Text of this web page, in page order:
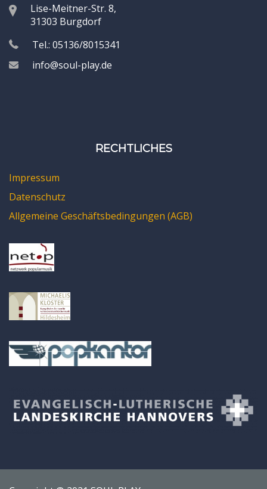
Lise-Meitner-Str. 8,
31303 Burgdorf
Tel.: 05136/8015341
info@soul-play.de
RECHTLICHES
Impressum
Datenschutz
Allgemeine Geschäftsbedingungen (AGB)